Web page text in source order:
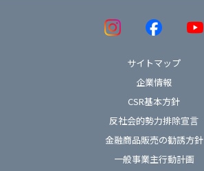
サイトマップ
企業情報
CSR基本方針
反社会的勢力排除宣言
金融商品販売の勧誘方針
一般事業主行動計画